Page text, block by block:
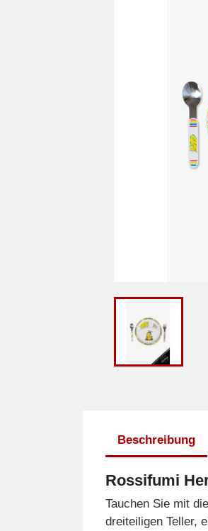
Beschreibung
Rossifumi
Tauchen Sie mit
dreiteiligen Teller,